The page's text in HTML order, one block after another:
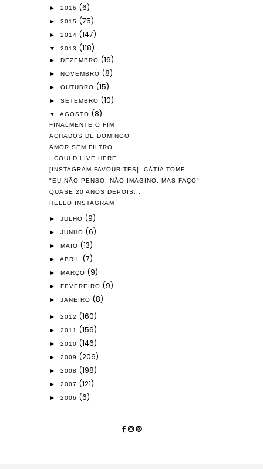
► 2016 (6)
► 2015 (75)
► 2014 (147)
▼ 2013 (118)
► DEZEMBRO (16)
► NOVEMBRO (8)
► OUTUBRO (15)
► SETEMBRO (10)
▼ AGOSTO (8)
FINALMENTE O FIM
ACHADOS DE DOMINGO
AMOR SEM FILTRO
I COULD LIVE HERE
[INSTAGRAM FAVOURITES]: CÁTIA TOMÉ
"EU NÃO PENSO, NÃO IMAGINO, MAS FAÇO"
QUASE 20 ANOS DEPOIS...
HELLO INSTAGRAM
► JULHO (9)
► JUNHO (6)
► MAIO (13)
► ABRIL (7)
► MARÇO (9)
► FEVEREIRO (9)
► JANEIRO (8)
► 2012 (160)
► 2011 (156)
► 2010 (146)
► 2009 (206)
► 2008 (198)
► 2007 (121)
► 2006 (6)